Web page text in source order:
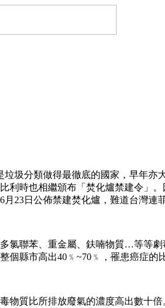
圾分類做得最徹底的國家，早年亦
利時也相繼頒布「焚化爐禁建令」
23日公佈禁建焚化爐，難道台灣連
聯苯、重金屬、鈇喃物質…等等劇
縣市高出40﹪~70﹪，罹患癌症的
質比所排放廢氣的濃度高出數十倍